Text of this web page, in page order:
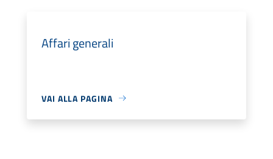
Affari generali
VAI ALLA PAGINA